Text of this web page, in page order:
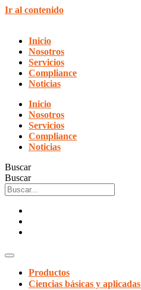
Ir al contenido
Inicio
Nosotros
Servicios
Compliance
Noticias
Inicio
Nosotros
Servicios
Compliance
Noticias
Buscar
Buscar
Productos
Ciencias básicas y aplicadas